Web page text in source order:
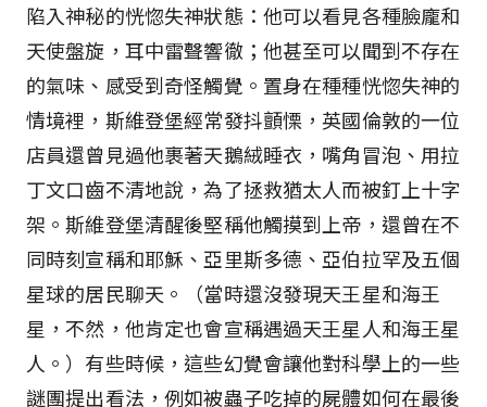
陷入神秘的恍惚失神狀態：他可以看見各種臉龐和
天使盤旋，耳中雷聲響徹；他甚至可以聞到不存在
的氣味、感受到奇怪觸覺。置身在種種恍惚失神的
情境裡，斯維登堡經常發抖顫慄，英國倫敦的一位
店員還曾見過他裹著天鵝絨睡衣，嘴角冒泡、用拉
丁文口齒不清地說，為了拯救猶太人而被釘上十字
架。斯維登堡清醒後堅稱他觸摸到上帝，還曾在不
同時刻宣稱和耶穌、亞里斯多德、亞伯拉罕及五個
星球的居民聊天。（當時還沒發現天王星和海王
星，不然，他肯定也會宣稱遇過天王星人和海王星
人。）有些時候，這些幻覺會讓他對科學上的一些
謎團提出看法，例如被蟲子吃掉的屍體如何在最後